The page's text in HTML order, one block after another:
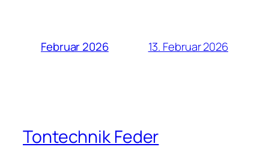
Februar 2026 13. Februar 2026
Tontechnik Feder